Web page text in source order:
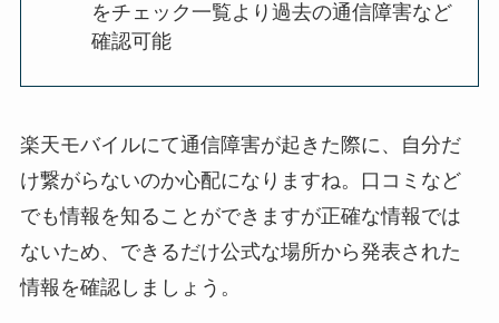
をチェック一覧より過去の通信障害など
確認可能
楽天モバイルにて通信障害が起きた際に、自分だ
け繋がらないのか心配になりますね。口コミなど
でも情報を知ることができますが正確な情報では
ないため、できるだけ公式な場所から発表された
情報を確認しましょう。